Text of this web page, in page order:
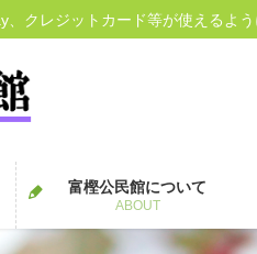
クレジットカード等が使えるよう
富樫公民館について
ABOUT